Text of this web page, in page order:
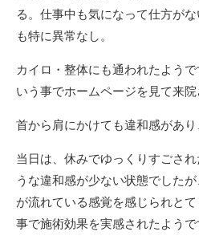
る。仕事中も気になって仕方が
も特に異常なし。
カイロ・整体にも通われたよう
いう事でホームページを見て来院
首から肩にかけても違和感があり
当日は、休みでゆっくりすごさ
うな違和感が少ない状態でした
が流れている感覚を感じられと
事で施術効果を実感されたようで